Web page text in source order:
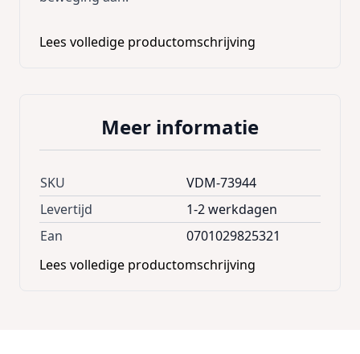
Lengte:30 cm
Lees volledige productomschrijving
Meer informatie
SKU
VDM-73944
Levertijd
1-2 werkdagen
Ean
0701029825321
Lees volledige productomschrijving